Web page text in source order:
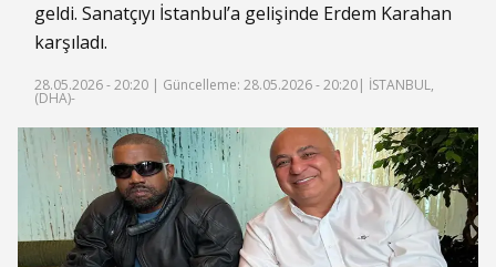
geldi. Sanatçıyı İstanbul’a gelişinde Erdem Karahan
karşıladı.
28.05.2026 - 20:20 | Güncelleme: 28.05.2026 - 20:20| İSTANBUL,
(DHA)-